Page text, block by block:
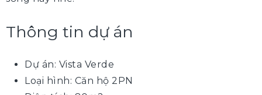
Thông tin dự án
Dự án: Vista Verde
Loại hình: Căn hộ 2PN